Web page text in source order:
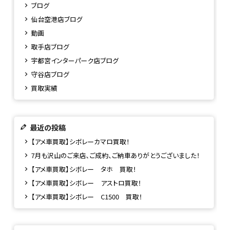
ブログ
仙台空港店ブログ
動画
取手店ブログ
宇都宮インターパーク店ブログ
守谷店ブログ
買取実績
最近の投稿
【アメ車買取】シボレーカマロ買取！
7月も沢山のご来店、ご成約、ご納車ありがとうございました！
【アメ車買取】シボレー タホ 買取！
【アメ車買取】シボレー アストロ買取！
【アメ車買取】シボレー C1500 買取！